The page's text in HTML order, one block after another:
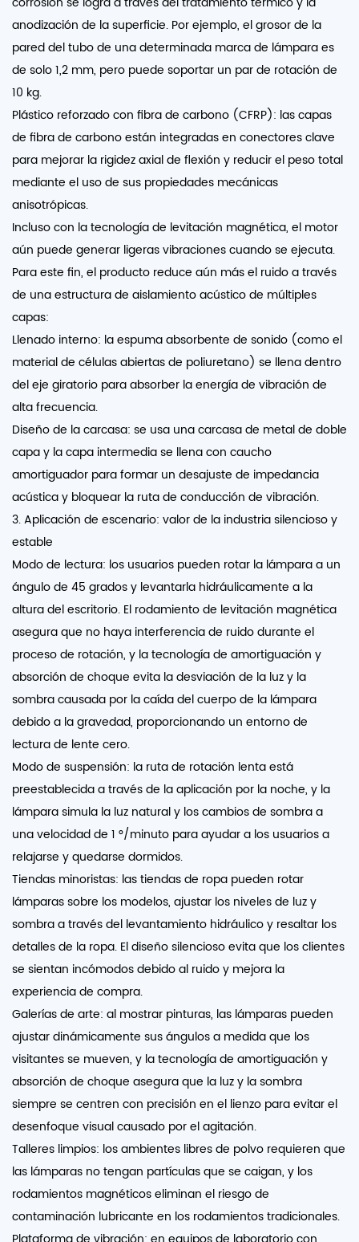
anodización de la superficie. Por ejemplo, el grosor de la
pared del tubo de una determinada marca de lámpara es
de solo 1,2 mm, pero puede soportar un par de rotación de
10 kg.
Plástico reforzado con fibra de carbono (CFRP): las capas
de fibra de carbono están integradas en conectores clave
para mejorar la rigidez axial de flexión y reducir el peso total
mediante el uso de sus propiedades mecánicas
anisotrópicas.
Incluso con la tecnología de levitación magnética, el motor
aún puede generar ligeras vibraciones cuando se ejecuta.
Para este fin, el producto reduce aún más el ruido a través
de una estructura de aislamiento acústico de múltiples
capas:
Llenado interno: la espuma absorbente de sonido (como el
material de células abiertas de poliuretano) se llena dentro
del eje giratorio para absorber la energía de vibración de
alta frecuencia.
Diseño de la carcasa: se usa una carcasa de metal de doble
capa y la capa intermedia se llena con caucho
amortiguador para formar un desajuste de impedancia
acústica y bloquear la ruta de conducción de vibración.
3. Aplicación de escenario: valor de la industria silencioso y
estable
Modo de lectura: los usuarios pueden rotar la lámpara a un
ángulo de 45 grados y levantarla hidráulicamente a la
altura del escritorio. El rodamiento de levitación magnética
asegura que no haya interferencia de ruido durante el
proceso de rotación, y la tecnología de amortiguación y
absorción de choque evita la desviación de la luz y la
sombra causada por la caída del cuerpo de la lámpara
debido a la gravedad, proporcionando un entorno de
lectura de lente cero.
Modo de suspensión: la ruta de rotación lenta está
preestablecida a través de la aplicación por la noche, y la
lámpara simula la luz natural y los cambios de sombra a
una velocidad de 1 °/minuto para ayudar a los usuarios a
relajarse y quedarse dormidos.
Tiendas minoristas: las tiendas de ropa pueden rotar
lámparas sobre los modelos, ajustar los niveles de luz y
sombra a través del levantamiento hidráulico y resaltar los
detalles de la ropa. El diseño silencioso evita que los clientes
se sientan incómodos debido al ruido y mejora la
experiencia de compra.
Galerías de arte: al mostrar pinturas, las lámparas pueden
ajustar dinámicamente sus ángulos a medida que los
visitantes se mueven, y la tecnología de amortiguación y
absorción de choque asegura que la luz y la sombra
siempre se centren con precisión en el lienzo para evitar el
desenfoque visual causado por el agitación.
Talleres limpios: los ambientes libres de polvo requieren que
las lámparas no tengan partículas que se caigan, y los
rodamientos magnéticos eliminan el riesgo de
contaminación lubricante en los rodamientos tradicionales.